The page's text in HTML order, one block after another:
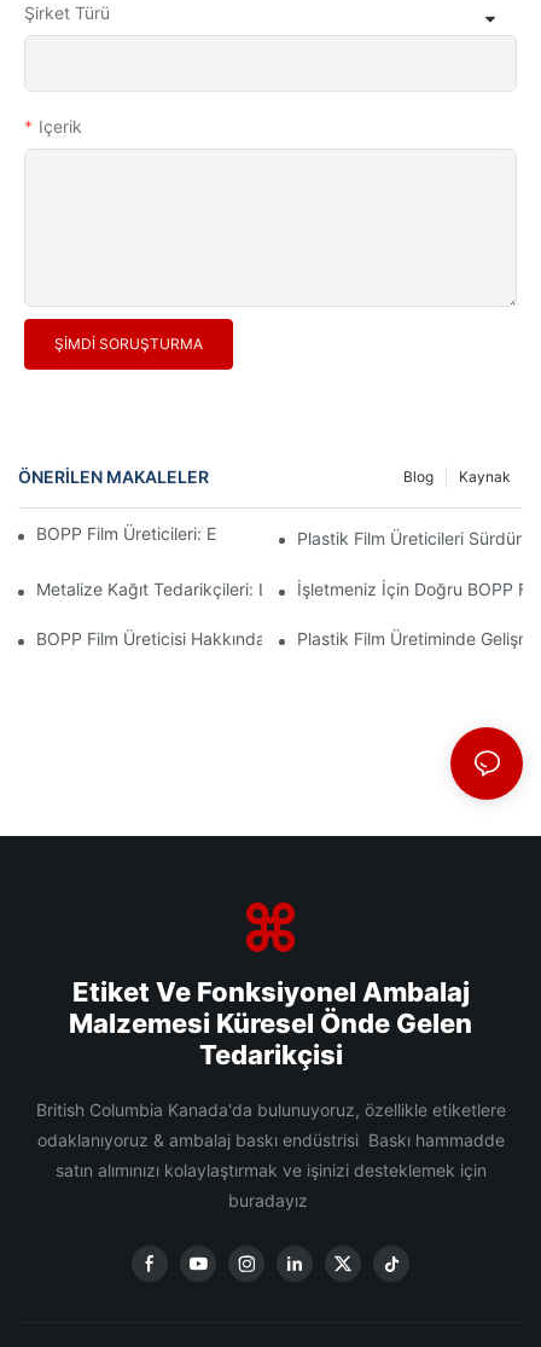
Şirket Türü
Içerik
ŞIMDI SORUŞTURMA
ÖNERILEN MAKALELER Kaynak
Blog
BOPP Film Üreticileri: Esnek Ambalajın Omurgası
Plastik Film Üreticileri
Metalize Kağıt Tedarikçileri: Lüks Ambalaj Deneyimlerinin
İşletmeniz İçin Doğru BOPP
BOPP Film Üreticisi Hakkında Bilgiler: Piyasa Trendlerinde
Plastik Film Üretiminde
Etiket Ve Fonksiyonel Ambalaj
Malzemesi Küresel Önde Gelen
Tedarikçisi
British Columbia Kanada'da bulunuyoruz, özellikle etiketlere
odaklanıyoruz & ambalaj baskı endüstrisi Baskı hammadde
satın alımınızı kolaylaştırmak ve işinizi desteklemek için
buradayız